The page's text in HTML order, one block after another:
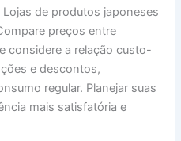
de produtos japoneses
preços entre
considere a relação custo-
e descontos,
regular. Planejar suas
mais satisfatória e